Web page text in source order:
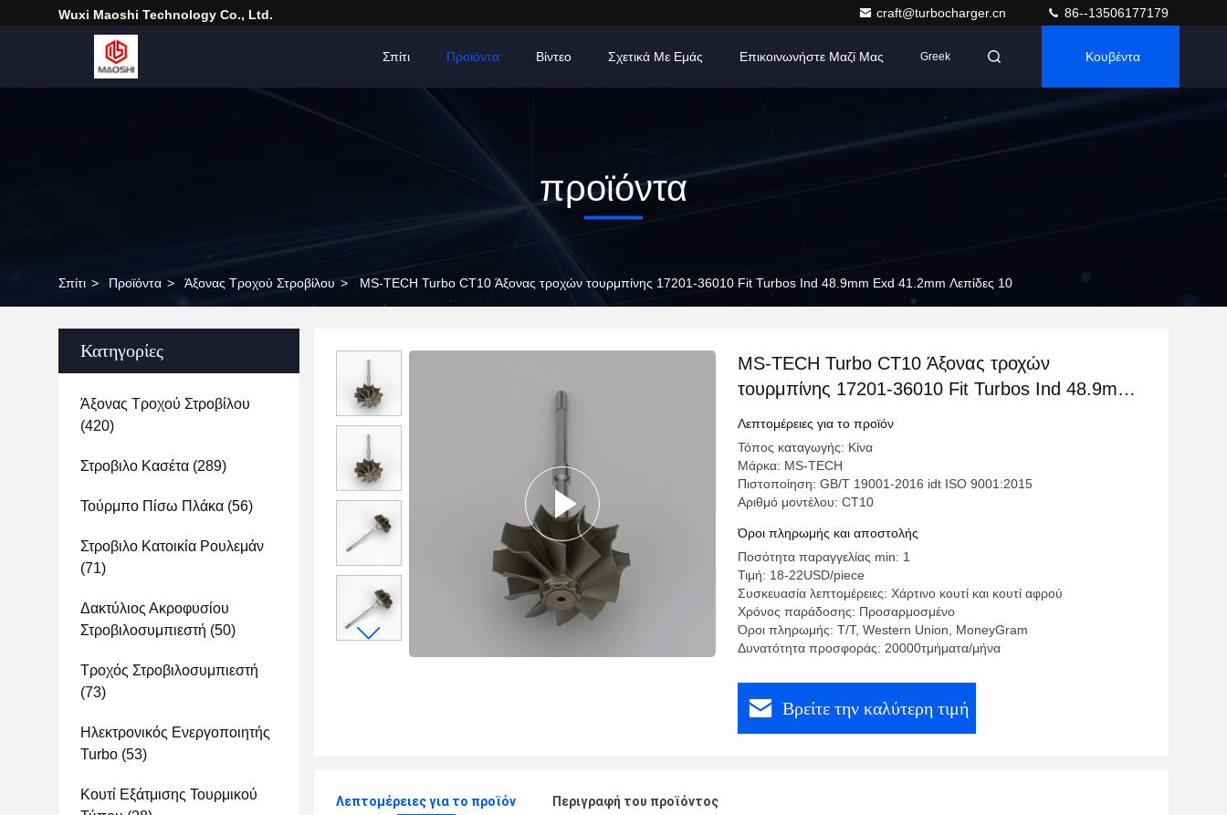
Wuxi Maoshi Technology Co., Ltd. craft@turbocharger.cn 86--13506177179
Σπίτι Προϊόντα Βίντεο Σχετικά Με Εμάς Επικοινωνήστε Μαζί Μας Greek Κουβέντα
προϊόντα
Σπίτι > Προϊόντα > Άξονας Τροχού Στροβίλου > MS-TECH Turbo CT10 Άξονας τροχών τουρμπίνης 17201-36010 Fit Turbos Ind 48.9mm Exd 41.2mm Λεπίδες 10
Κατηγορίες
Άξονας Τροχού Στροβίλου
(420)
Στροβιλο Κασέτα (289)
Τούρμπο Πίσω Πλάκα (56)
Στροβιλο Κατοικία Ρουλεμάν
(71)
Δακτύλιος Ακροφυσίου
Στροβιλοσυμπιεστή (50)
Τροχός Στροβιλοσυμπιεστή
(73)
Ηλεκτρονικός Ενεργοποιητής
Turbo (53)
Κουτί Εξάτμισης Τουρμικού
MS-TECH Turbo CT10 Άξονας τροχών
τουρμπίνης 17201-36010 Fit Turbos Ind 48.9mm
Exd 41.2mm Λεπίδες 10
Λεπτομέρειες για το προϊόν
Τόπος καταγωγής: Κίνα
Μάρκα: MS-TECH
Πιστοποίηση: GB/T 19001-2016 idt ISO 9001:2015
Αριθμό μοντέλου: CT10
Όροι πληρωμής και αποστολής
Ποσότητα παραγγελίας min: 1
Τιμή: 18-22USD/piece
Συσκευασία λεπτομέρειες: Χάρτινο κουτί και κουτί αφρού
Χρόνος παράδοσης: Προσαρμοσμένο
Όροι πληρωμής: T/T, Western Union, MoneyGram
Δυνατότητα προσφοράς: 20000τμήματα/μήνα
Βρείτε την καλύτερη τιμή
Λεπτομέρειες για το προϊόν Περιγραφή του προϊόντος